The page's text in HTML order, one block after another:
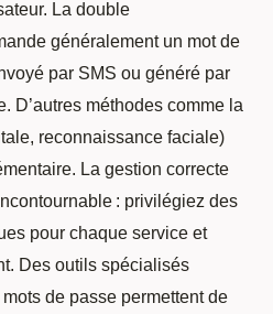
La double
généralement un mot de
par SMS ou généré par
D’autres méthodes comme la
reconnaissance faciale)
La gestion correcte
: privilégiez des
pour chaque service et
Des outils spécialisés
de passe permettent de